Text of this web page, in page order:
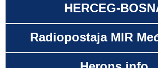
HERCEG-
Radiopostaja MIR